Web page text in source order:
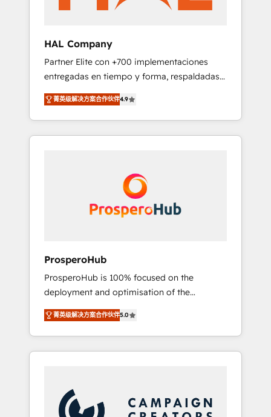
we are committed to empowering our clients
implementation and seamless integration of
the CRM platform into your digital
ecosystem. Would you like support in
deploying your inbound marketing strategy?
We'll provide support tailored to your needs
and sales objectives. With 125+ certifications,
we are part of the most certified Canadian
coast), our services are offered in both
HAL Company
Partner Elite con +700 implementaciones
entregadas en tiempo y forma, respaldadas
por 6 acreditaciones de HubSpot y un
equipo de 6 Certified Trainers avalados por
HubSpot Academy. Acompañamos a las
empresas en cada etapa de su crecimiento
Nos caracterizamos por combinar excelencia
técnica con una mirada estratégica a largo
菁英级解决方案合作伙伴4.9
ProsperoHub
ProsperoHub is 100% focused on the
deployment and optimisation of the
HubSpot CRM platform. Our highly
experienced team of solutions experts will
ensure that you achieve maximum adoption
and ROI from your HubSpot investment. Use
your team on their HubSpot journey, design
and implement your processes and skilfully
菁英级解决方案合作伙伴5.0